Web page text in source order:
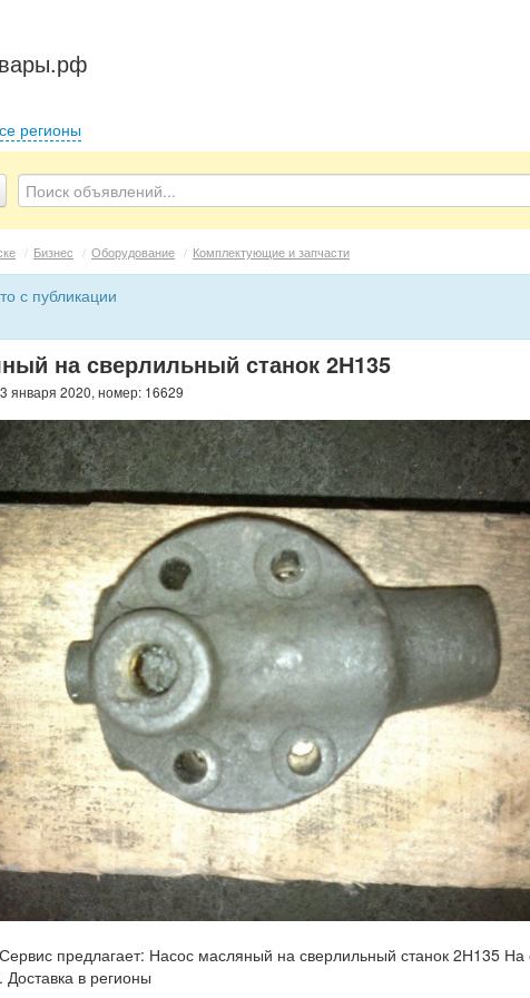
регионы
/ Бизнес / Оборудование / Комплектующие и запчасти
с публикации
на сверлильный станок 2Н135
января 2020, номер: 16629
предлагает: Насос масляный на сверлильный станок 2Н135 На
в регионы